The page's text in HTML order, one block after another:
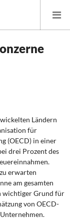
Ländern
für
(OECD) in einer
drei Prozent des
erwarten
am gesamten
wichtiger Grund für
von OECD-